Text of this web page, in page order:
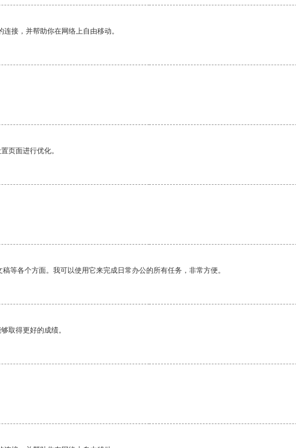
接，并帮助你在网络上自由移动。
页面进行优化。
等各个方面。我可以使用它来完成日常办公的所有任务，非常方便。
取得更好的成绩。